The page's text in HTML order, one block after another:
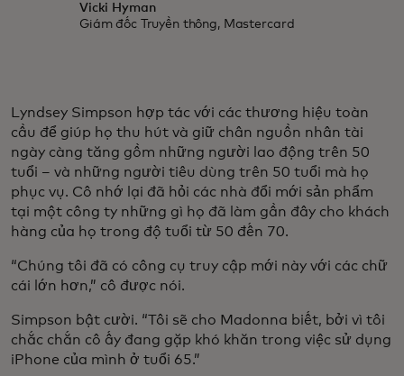
Vicki Hyman
Giám đốc Truyền thông, Mastercard
Lyndsey Simpson hợp tác với các thương hiệu toàn
cầu để giúp họ thu hút và giữ chân nguồn nhân tài
ngày càng tăng gồm những người lao động trên 50
tuổi – và những người tiêu dùng trên 50 tuổi mà họ
phục vụ. Cô nhớ lại đã hỏi các nhà đổi mới sản phẩm
tại một công ty những gì họ đã làm gần đây cho khách
hàng của họ trong độ tuổi từ 50 đến 70.
“Chúng tôi đã có công cụ truy cập mới này với các chữ
cái lớn hơn,” cô được nói.
Simpson bật cười. “Tôi sẽ cho Madonna biết, bởi vì tôi
chắc chắn cô ấy đang gặp khó khăn trong việc sử dụng
iPhone của mình ở tuổi 65.”